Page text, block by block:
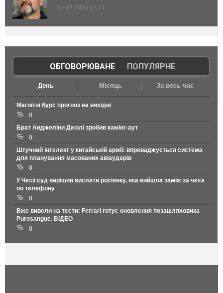
23.07.2026 11:31
ОБГОВОРЮВАНЕ| ПОПУЛЯРНЕ
День Місяць За весь час
Магнітні бурі: прогноз на вихідні
0
Брат Анджеліни Джолі зробив камінг-аут
0
Штучний інтелект у китайській армії: впроваджується система
для планування масованих авіаударів
0
У Чехії суд вирішив вислати росіянку, яка вийшла заміж за чеха
по телефону
0
Вже вивели на тести: Ferrari готує оновлення позашляховика
Purosangue. ВІДЕО
0